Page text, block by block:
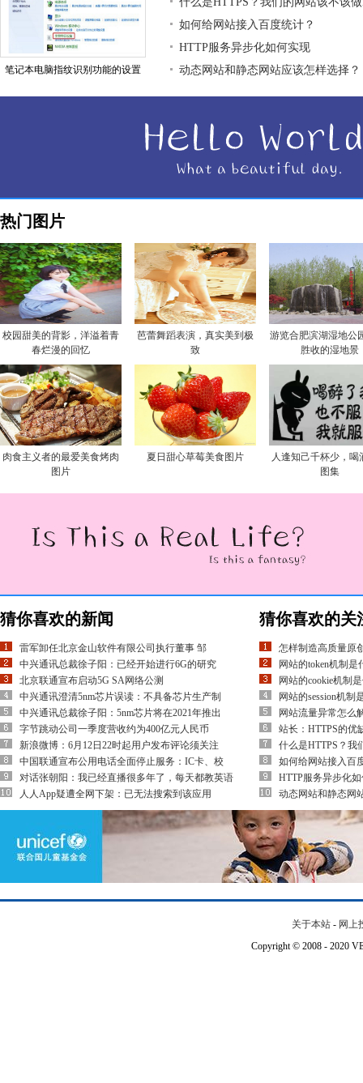
笔记本电脑指纹识别功能的设置
如何给网站接入百度统计？
HTTP服务异步化如何实现
动态网站和静态网站应该怎样选择？
热门图片
校园甜美的背影，洋溢着青
春烂漫的回忆
芭蕾舞蹈表演，真实美到极
致
游览合肥滨湖湿地公
胜收的湿地景
肉食主义者的最爱美食烤肉
图片
夏日甜心草莓美食图片
人逢知己千杯少，喝
图集
猜你喜欢的新闻
雷军卸任北京金山软件有限公司执行董事 邹
中兴通讯总裁徐子阳：已经开始进行6G的研究
北京联通宣布启动5G SA网络公测
中兴通讯澄清5nm芯片误读：不具备芯片生产制
中兴通讯总裁徐子阳：5nm芯片将在2021年推出
字节跳动公司一季度营收约为400亿元人民币
新浪微博：6月12日22时起用户发布评论须关注
中国联通宣布公用电话全面停止服务：IC卡、校
对话张朝阳：我已经直播很多年了，每天都教英语
人人App疑遭全网下架：已无法搜索到该应用
猜你喜欢的关
怎样制造高质量原
网站的token机制是
网站的cookie机制
网站的session机制
网站流量异常怎么
站长：HTTPS的优
什么是HTTPS？我
如何给网站接入百
HTTP服务异步化
动态网站和静态网
关于本站 - 网上
Copyright © 2008 - 2020